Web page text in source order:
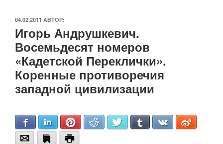
ОПУБЛИКОВАНО
04.02.2011 АВТОР:
Игорь Андрушкевич.
Восемьдесят номеров
«Кадетской Переклички».
Коренные противоречия
западной цивилизации
FacebookLinkedInPinterestReddit Twitter TumblrVKontakteWeibo
Email
BookmarkPrint